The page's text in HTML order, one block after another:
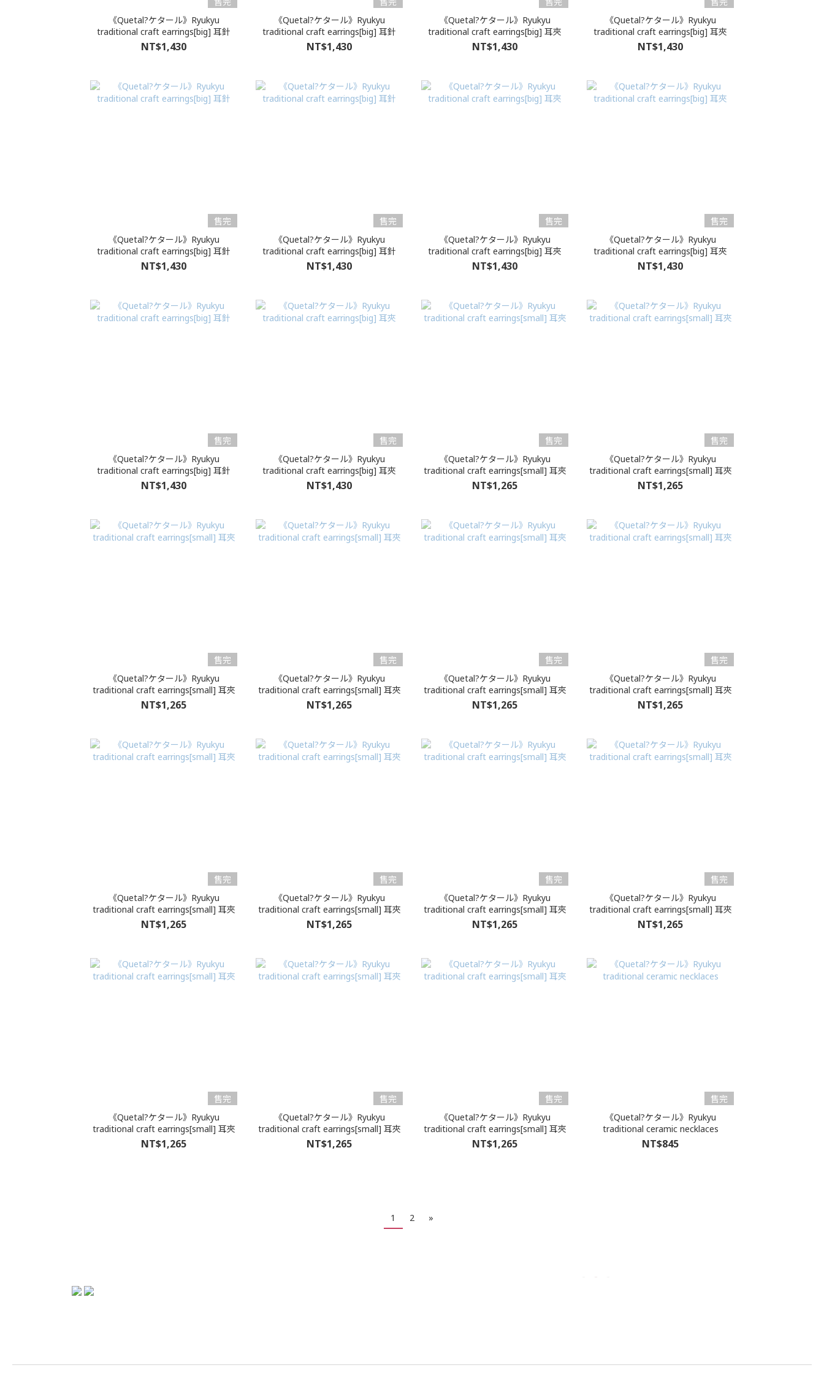
《Quetal?ケタール》Ryukyu
traditional craft earrings[big] 耳針
NT$1,430
《Quetal?ケタール》Ryukyu
traditional craft earrings[big] 耳針
NT$1,430
《Quetal?ケタール》Ryukyu
traditional craft earrings[big] 耳夾
NT$1,430
《Quetal?ケタール》Ryukyu
traditional craft earrings[big] 耳夾
NT$1,430
售完
《Quetal?ケタール》Ryukyu
traditional craft earrings[big] 耳針
NT$1,430
售完
《Quetal?ケタール》Ryukyu
traditional craft earrings[big] 耳針
NT$1,430
售完
《Quetal?ケタール》Ryukyu
traditional craft earrings[big] 耳夾
NT$1,430
售完
《Quetal?ケタール》Ryukyu
traditional craft earrings[big] 耳夾
NT$1,430
售完
《Quetal?ケタール》Ryukyu
traditional craft earrings[big] 耳針
NT$1,430
售完
《Quetal?ケタール》Ryukyu
traditional craft earrings[big] 耳夾
NT$1,430
售完
《Quetal?ケタール》Ryukyu
traditional craft earrings[small] 耳夾
NT$1,265
售完
《Quetal?ケタール》Ryukyu
traditional craft earrings[small] 耳夾
NT$1,265
售完
《Quetal?ケタール》Ryukyu
traditional craft earrings[small] 耳夾
NT$1,265
售完
《Quetal?ケタール》Ryukyu
traditional craft earrings[small] 耳夾
NT$1,265
售完
《Quetal?ケタール》Ryukyu
traditional craft earrings[small] 耳夾
NT$1,265
售完
《Quetal?ケタール》Ryukyu
traditional craft earrings[small] 耳夾
NT$1,265
售完
《Quetal?ケタール》Ryukyu
traditional craft earrings[small] 耳夾
NT$1,265
售完
《Quetal?ケタール》Ryukyu
traditional craft earrings[small] 耳夾
NT$1,265
售完
《Quetal?ケタール》Ryukyu
traditional craft earrings[small] 耳夾
NT$1,265
售完
《Quetal?ケタール》Ryukyu
traditional craft earrings[small] 耳夾
NT$1,265
售完
《Quetal?ケタール》Ryukyu
traditional craft earrings[small] 耳夾
NT$1,265
售完
《Quetal?ケタール》Ryukyu
traditional craft earrings[small] 耳夾
NT$1,265
售完
《Quetal?ケタール》Ryukyu
traditional craft earrings[small] 耳夾
NT$1,265
售完
《Quetal?ケタール》Ryukyu
traditional ceramic necklaces
NT$845
1 2 »